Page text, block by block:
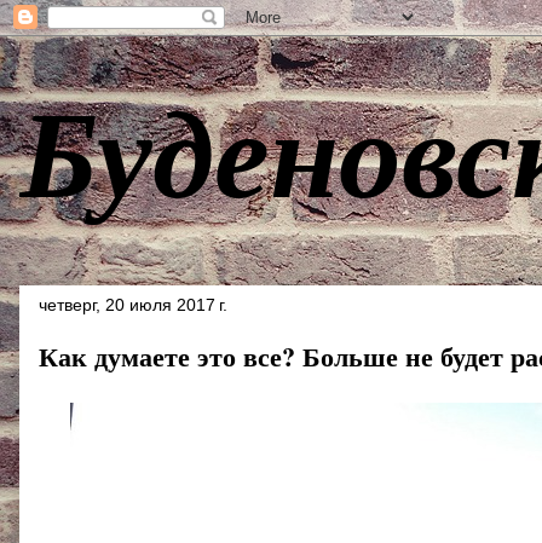
четверг, 20 июля 2017 г.
Как думаете это все? Больше не будет